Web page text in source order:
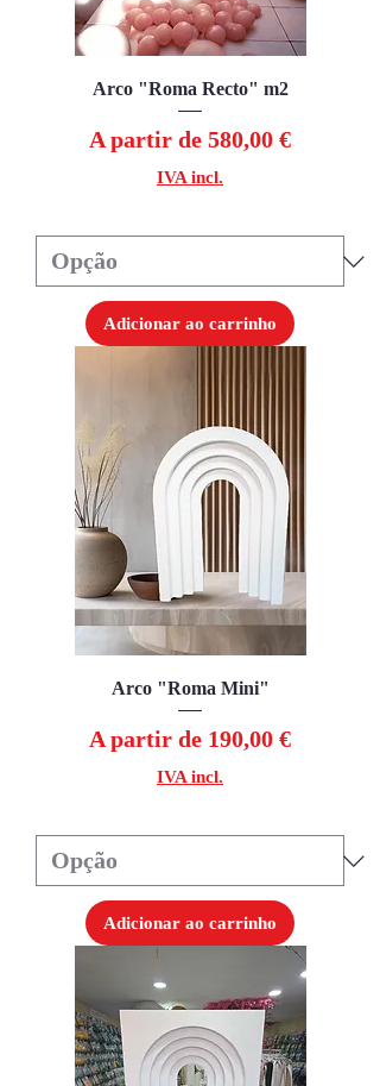
Arco "Roma Recto" m2
A partir de 580,00 €
Preço promocional
IVA incl.
Adicionar ao carrinho
Arco "Roma Mini"
A partir de 190,00 €
Preço promocional
IVA incl.
Adicionar ao carrinho